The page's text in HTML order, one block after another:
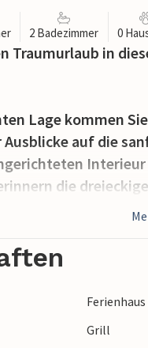
2 Badezimmer 0
Traumurlaub in
Lage kommen
auf die
die
einst der
zu und lassen
kühleren Tagen
wie geschaffen,
Essbereich als
Ferienhaus
Grill